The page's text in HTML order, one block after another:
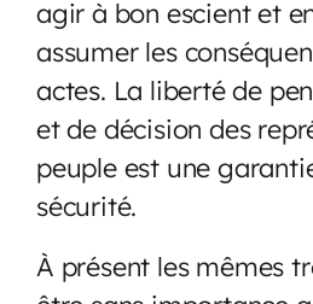
agir à bon escient et
assumer les
actes. La liberté de
et de décision des
peuple est une
sécurité.
À présent les mêmes